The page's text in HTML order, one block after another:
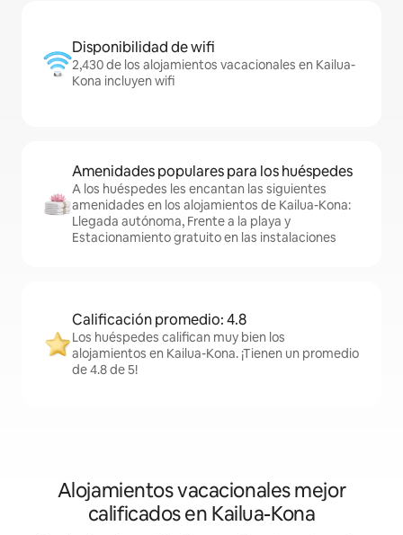
Disponibilidad de wifi
2,430 de los alojamientos vacacionales en Kailua-
Kona incluyen wifi
Amenidades populares para los huéspedes
A los huéspedes les encantan las siguientes
amenidades en los alojamientos de Kailua-Kona:
Llegada autónoma, Frente a la playa y
Estacionamiento gratuito en las instalaciones
Calificación promedio: 4.8
Los huéspedes califican muy bien los
alojamientos en Kailua-Kona. ¡Tienen un promedio
de 4.8 de 5!
Alojamientos vacacionales mejor
calificados en Kailua-Kona